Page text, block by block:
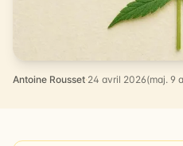
Antoine Rousset·24 avril 2026(maj. 9